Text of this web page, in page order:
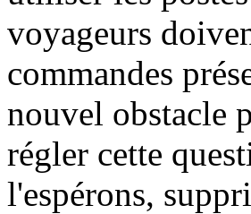
voyageurs
commandes
nouvel obstacle
régler cette
l'espérons,